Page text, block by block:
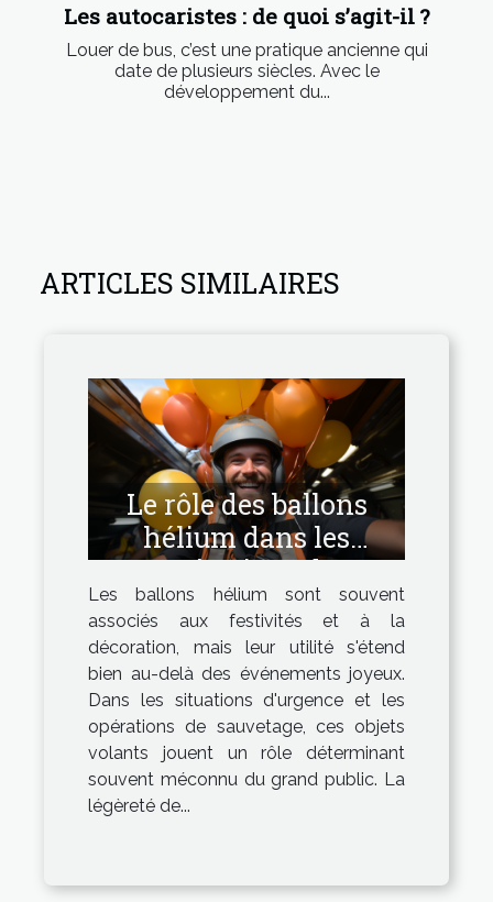
Les autocaristes : de quoi s’agit-il ?
Louer de bus, c’est une pratique ancienne qui
date de plusieurs siècles. Avec le
développement du...
ARTICLES SIMILAIRES
Le rôle des ballons
hélium dans les
opérations de
sauvetage et de
signalisation
Les ballons hélium sont souvent
associés aux festivités et à la
décoration, mais leur utilité s'étend
bien au-delà des événements joyeux.
Dans les situations d'urgence et les
opérations de sauvetage, ces objets
volants jouent un rôle déterminant
souvent méconnu du grand public. La
légèreté de...